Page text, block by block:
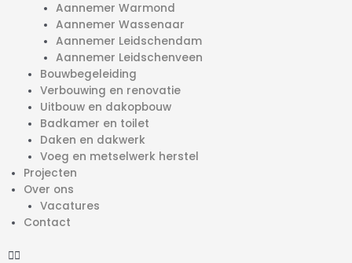
Aannemer Warmond
Aannemer Wassenaar
Aannemer Leidschendam
Aannemer Leidschenveen
Bouwbegeleiding
Verbouwing en renovatie
Uitbouw en dakopbouw
Badkamer en toilet
Daken en dakwerk
Voeg en metselwerk herstel
Projecten
Over ons
Vacatures
Contact